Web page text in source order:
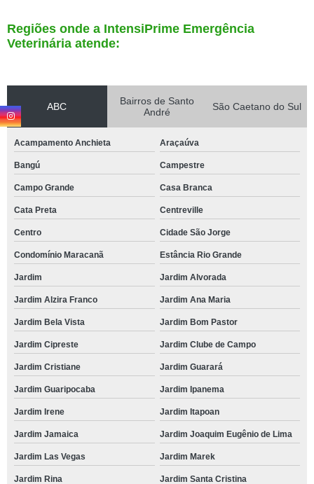
Regiões onde a IntensiPrime Emergência
Veterinária atende:
ABC
Bairros de Santo
André
São Caetano do Sul
Acampamento Anchieta Araçaúva
Bangú Campestre
Campo Grande Casa Branca
Cata Preta Centreville
Centro Cidade São Jorge
Condomínio Maracanã Estância Rio Grande
Jardim Jardim Alvorada
Jardim Alzira Franco Jardim Ana Maria
Jardim Bela Vista Jardim Bom Pastor
Jardim Cipreste Jardim Clube de Campo
Jardim Cristiane Jardim Guarará
Jardim Guaripocaba Jardim Ipanema
Jardim Irene Jardim Itapoan
Jardim Jamaica Jardim Joaquim Eugênio de Lima
Jardim Las Vegas Jardim Marek
Jardim Rina Jardim Santa Cristina